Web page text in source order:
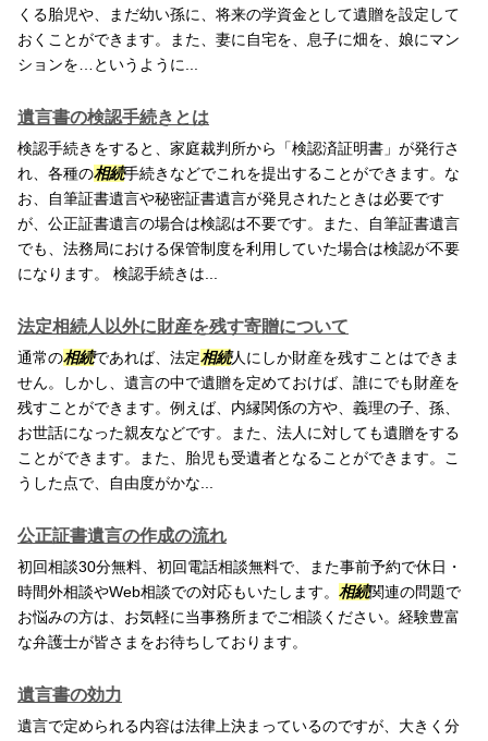
くる胎児や、まだ幼い孫に、将来の学資金として遺贈を設定して
おくことができます。また、妻に自宅を、息子に畑を、娘にマン
ションを…というように...
遺言書の検認手続きとは
検認手続きをすると、家庭裁判所から「検認済証明書」が発行さ
れ、各種の相続手続きなどでこれを提出することができます。な
お、自筆証書遺言や秘密証書遺言が発見されたときは必要です
が、公正証書遺言の場合は検認は不要です。また、自筆証書遺言
でも、法務局における保管制度を利用していた場合は検認が不要
になります。 検認手続きは...
法定相続人以外に財産を残す寄贈について
通常の相続であれば、法定相続人にしか財産を残すことはできま
せん。しかし、遺言の中で遺贈を定めておけば、誰にでも財産を
残すことができます。例えば、内縁関係の方や、義理の子、孫、
お世話になった親友などです。また、法人に対しても遺贈をする
ことができます。また、胎児も受遺者となることができます。こ
うした点で、自由度がかな...
公正証書遺言の作成の流れ
初回相談30分無料、初回電話相談無料で、また事前予約で休日・
時間外相談やWeb相談での対応もいたします。 相続関連の問題で
お悩みの方は、お気軽に当事務所までご相談ください。経験豊富
な弁護士が皆さまをお待ちしております。
遺言書の効力
遺言で定められる内容は法律上決まっているのですが、大きく分